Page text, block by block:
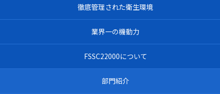
徹底管理された衛生環境
業界一の機動力
FSSC22000について
部門紹介